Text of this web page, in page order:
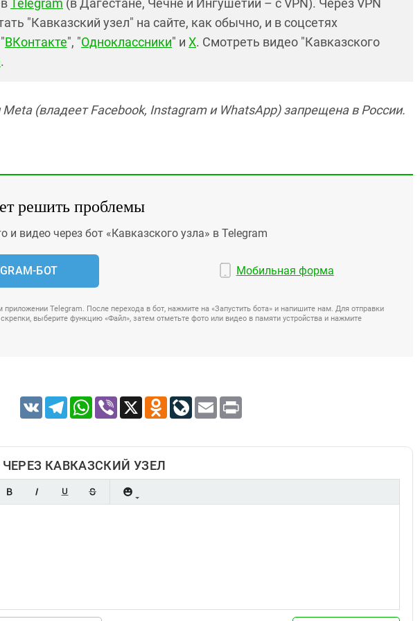
Telegram (в Дагестане, Чечне и Ингушетии – с VPN). Через VPN
"Кавказский узел" на сайте, как обычно, и в соцсетях
ВКонтакте", "Одноклассники" и X. Смотреть видео "Кавказского
.
(владеет Facebook, Instagram и WhatsApp) запрещена в России.
решить проблемы
и видео через бот «Кавказского узла» в Telegram
БОТ Мобильная форма
приложении Telegram. После перехода в бот, нажмите на «Запустить бота» и напишите нам. Для отправки
выберите функцию «Файл», затем отметьте фото или видео в памяти устройства и нажмите
VK TelegramWhatsApp
Viber X Odnoklassniki
LiveJournal
Email
КАВКАЗСКИЙ УЗЕЛ